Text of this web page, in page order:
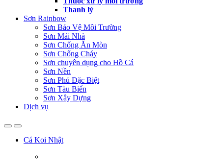
Thanh lý
Sơn Rainbow
Sơn Bảo Vệ Môi Trường
Sơn Mái Nhà
Sơn Chống Ăn Mòn
Sơn Chống Cháy
Sơn chuyên dụng cho Hồ Cá
Sơn Nền
Sơn Phủ Đặc Biệt
Sơn Tàu Biển
Sơn Xây Dựng
Dịch vụ
Cá Koi Nhật